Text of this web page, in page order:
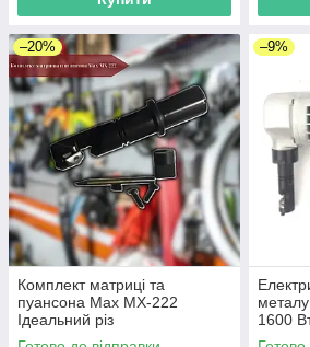
–20%
Комплект матриці та
пуансона Max МХ-222
Ідеальний різ
–9%
1600